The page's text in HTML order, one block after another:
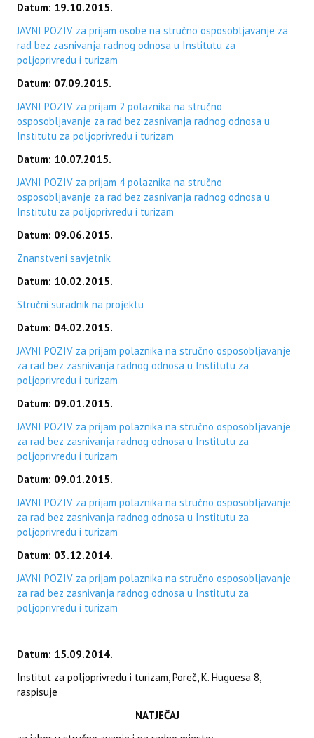
Datum: 19.10.2015.
JAVNI POZIV za prijam osobe na stručno osposobljavanje za
rad bez zasnivanja radnog odnosa u Institutu za
poljoprivredu i turizam
Datum: 07.09.2015.
JAVNI POZIV za prijam 2 polaznika na stručno
osposobljavanje za rad bez zasnivanja radnog odnosa u
Institutu za poljoprivredu i turizam
Datum: 10.07.2015.
JAVNI POZIV za prijam 4 polaznika na stručno
osposobljavanje za rad bez zasnivanja radnog odnosa u
Institutu za poljoprivredu i turizam
Datum: 09.06.2015.
Znanstveni savjetnik
Datum: 10.02.2015.
Stručni suradnik na projektu
Datum: 04.02.2015.
JAVNI POZIV za prijam polaznika na stručno osposobljavanje
za rad bez zasnivanja radnog odnosa u Institutu za
poljoprivredu i turizam
Datum: 09.01.2015.
JAVNI POZIV za prijam polaznika na stručno osposobljavanje
za rad bez zasnivanja radnog odnosa u Institutu za
poljoprivredu i turizam
Datum: 09.01.2015.
JAVNI POZIV za prijam polaznika na stručno osposobljavanje
za rad bez zasnivanja radnog odnosa u Institutu za
poljoprivredu i turizam
Datum: 03.12.2014.
JAVNI POZIV za prijam polaznika na stručno osposobljavanje
za rad bez zasnivanja radnog odnosa u Institutu za
poljoprivredu i turizam
Datum: 15.09.2014.
Institut za poljoprivredu i turizam, Poreč, K. Huguesa 8,
raspisuje
NATJEČAJ